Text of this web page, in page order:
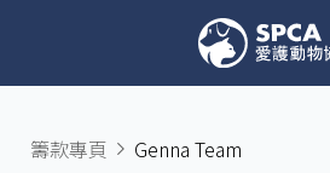
籌款專頁 Genna Team